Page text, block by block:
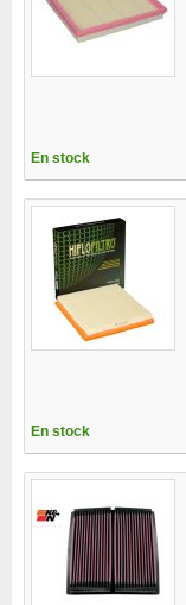
En stock
En stock